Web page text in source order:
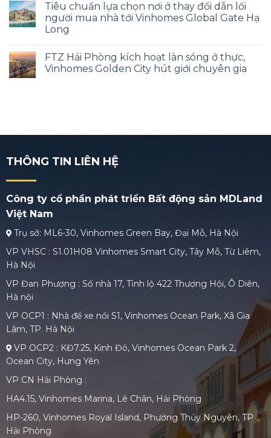
Tiêu chuẩn lựa chọn nơi ở thay đổi dẫn lối
người mua nhà tới Vinhomes Global Gate Hạ
Long
FTZ Hải Phòng kích hoạt làn sóng ở thực,
Vinhomes Golden City hút giới chuyên gia
THÔNG TIN LIÊN HỆ
Công ty cổ phần phát triển Bất động sản MDLand
Việt Nam
Trụ sở: ML6-30, Vinhomes Green Bay, Đại Mỗ, Hà Nội
VP VHSC : S1.01H08 Vinhomes Smart City, Tây Mỗ, Từ Liêm,
Hà Nội
VP Đan Phượng : Số nhà 17, Tỉnh lộ 422 Thượng Hội, Ô Diên,
Hà nội
VP OCP1 : Nhà để xe nổi S1, Vinhomes Ocean Park, Xã Gia
Lâm, TP. Hà Nội
VP OCP2 : KĐ7.25, Kinh Đô, Vinhomes Ocean Park 2,
Ocean City, Hưng Yên
VP CN Hải Phòng :
HA4.15, Vinhomes Marina, Lê Chân, Hải Phòng
HP-260, Vinhomes Royal Island, Phường Thủy Nguyên, TP
Hải Phòng